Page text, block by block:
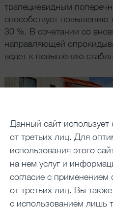
Данный сайт
от третьих лиц. Для
использования этого
на нем услуг и
согласие с применением
от третьих лиц. Вы
с использованием лишь
трапециевидным
способствует повышению
30 %. В сочетании со
направляющей
ведет к повышению
Гидравлика MEILLER –
украинских условиях.